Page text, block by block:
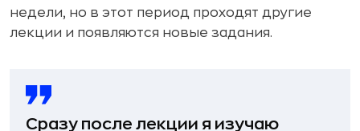
недели, но в этот период проходят другие
лекции и появляются новые задания.
Сразу после лекции я изучаю